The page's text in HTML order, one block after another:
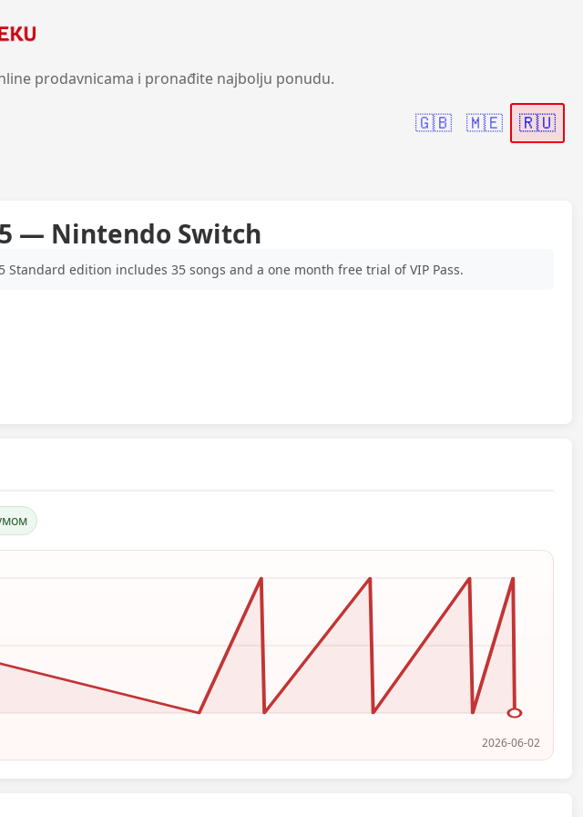
prodavnicama i pronađite najbolju ponudu.
🇬🇧 🇲🇪 🇷🇺
— Nintendo Switch
Standard edition includes 35 songs and a one month free trial of VIP Pass.
2026-06-02